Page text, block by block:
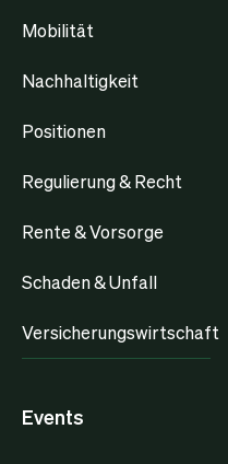
Mobilität
Nachhaltigkeit
Positionen
Regulierung & Recht
Rente & Vorsorge
Schaden & Unfall
Versicherungswirtschaft
Events